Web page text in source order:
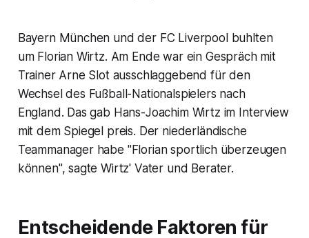
Bayern München und der FC Liverpool buhlten
um Florian Wirtz. Am Ende war ein Gespräch mit
Trainer Arne Slot ausschlaggebend für den
Wechsel des Fußball-Nationalspielers nach
England. Das gab Hans-Joachim Wirtz im Interview
mit dem Spiegel preis. Der niederländische
Teammanager habe "Florian sportlich überzeugen
können", sagte Wirtz' Vater und Berater.
Entscheidende Faktoren für